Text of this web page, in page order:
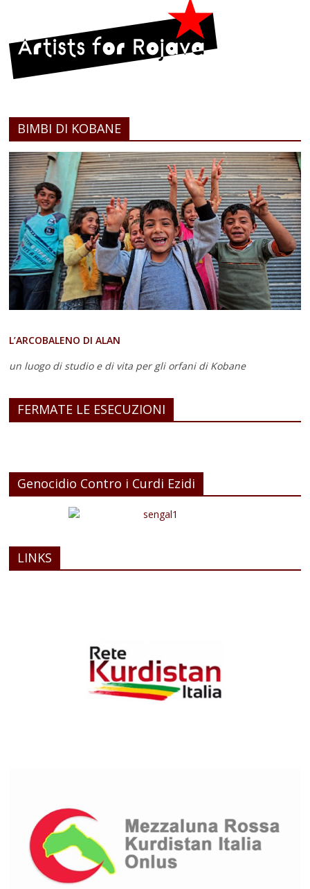
BIMBI DI KOBANE
L’ARCOBALENO DI ALAN
un luogo di studio e di vita per gli orfani di Kobane
FERMATE LE ESECUZIONI
Genocidio Contro i Curdi Ezidi
LINKS